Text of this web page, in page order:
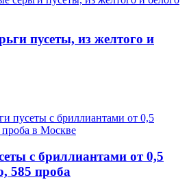
пусеты, из желтого и
с бриллиантами от 0,5
585 проба